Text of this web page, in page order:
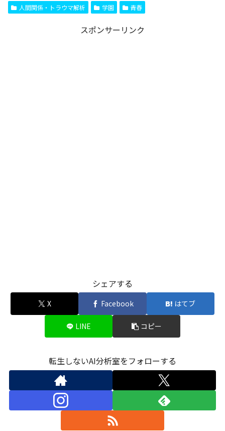
人間関係・トラウマ解析 学園 青春
スポンサーリンク
シェアする
X Facebook はてブ
LINE コピー
転生しないAI分析室をフォローする